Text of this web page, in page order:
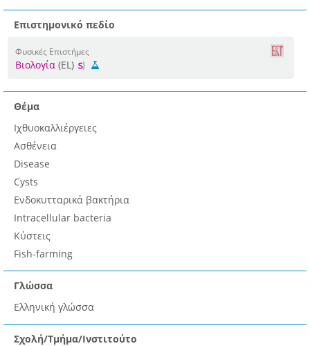
Επιστημονικό πεδίο
Φυσικές Επιστήμες
Βιολογία (EL)
Θέμα
Ιχθυοκαλλιέργειες
Ασθένεια
Disease
Cysts
Ενδοκυτταρικά βακτήρια
Intracellular bacteria
Κύστεις
Fish-farming
Γλώσσα
Ελληνική γλώσσα
Σχολή/Τμήμα/Ινστιτούτο